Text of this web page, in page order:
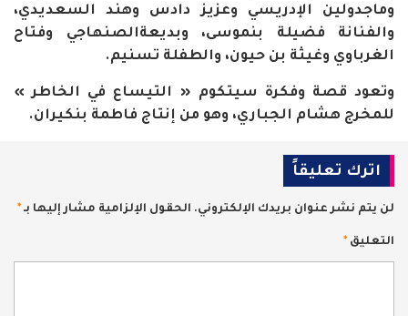
وماجدولين
الإدريسي وعزيز دادس وهند
السعديدي،
والفنانة
فضيلة بنموسى، وبديعةالصنهاجي
وفتاح
الغرباوي وغيثة بن حيون، والطفلة تسنيم.
وتعود قصة وفكرة سيتكوم « التيساع في الخاطر»
للمخرج هشام الجباري، وهو من إنتاج فاطمة بنكيران.
اترك تعليقاً
لن يتم نشر عنوان بريدك الإلكتروني. الحقول الإلزامية مشار إليها بـ*
التعليق*